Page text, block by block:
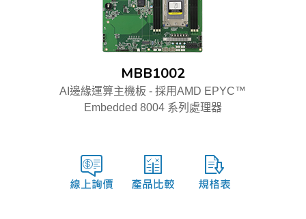
MBB1002
AI邊緣運算主機板 - 採用AMD EPYC™
Embedded 8004 系列處理器